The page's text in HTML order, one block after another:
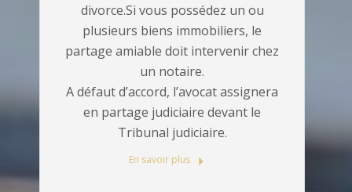
divorce.Si vous possédez un ou
plusieurs biens immobiliers, le
partage amiable doit intervenir chez
un notaire.
A défaut d’accord, l’avocat assignera
en partage judiciaire devant le
Tribunal judiciaire.
En savoir plus